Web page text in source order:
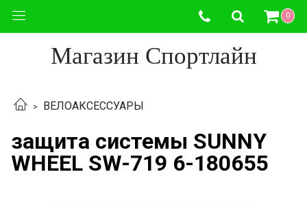
0
Магазин Спортлайн
ВЕЛОАКСЕССУАРЫ
защита системы SUNNY
WHEEL SW-719 6-180655